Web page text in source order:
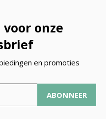
onze
en promoties
ABONNEER